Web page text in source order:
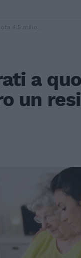
un residente su dieci
a
un